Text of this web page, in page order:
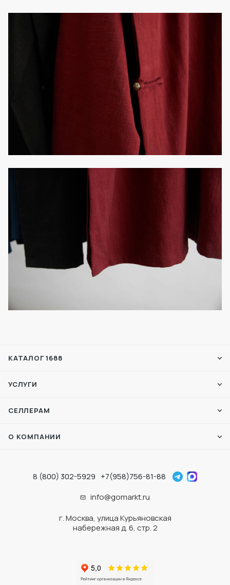
КАТАЛОГ 1688
УСЛУГИ
СЕЛЛЕРАМ
О КОМПАНИИ
8 (800) 302-5929 +7(958)756-81-88
info@gomarkt.ru
г. Москва, улица Курьяновская
набережная д. 6, стр. 2